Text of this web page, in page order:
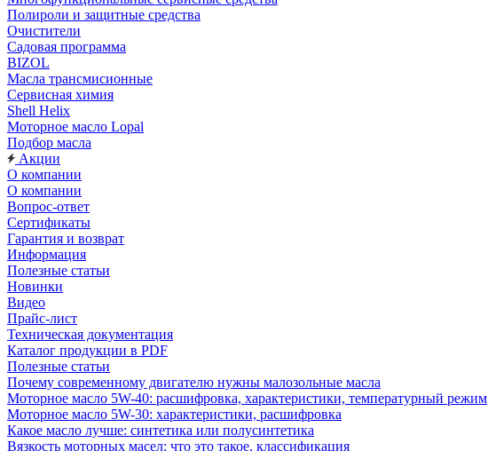
Полироли и защитные средства
Очистители
Садовая программа
BIZOL
Масла трансмисионные
Сервисная химия
Shell Helix
Моторное масло Lopal
Подбор масла
Акции
О компании
О компании
Вопрос-ответ
Сертификаты
Гарантия и возврат
Информация
Полезные статьи
Новинки
Видео
Прайс-лист
Техническая документация
Каталог продукции в PDF
Полезные статьи
Почему современному двигателю нужны малозольные масла
Моторное масло 5W-40: расшифровка, характеристики, температурный режим
Моторное масло 5W-30: характеристики, расшифровка
Какое масло лучше: синтетика или полусинтетика
Вязкость моторных масел: что это такое, классификация